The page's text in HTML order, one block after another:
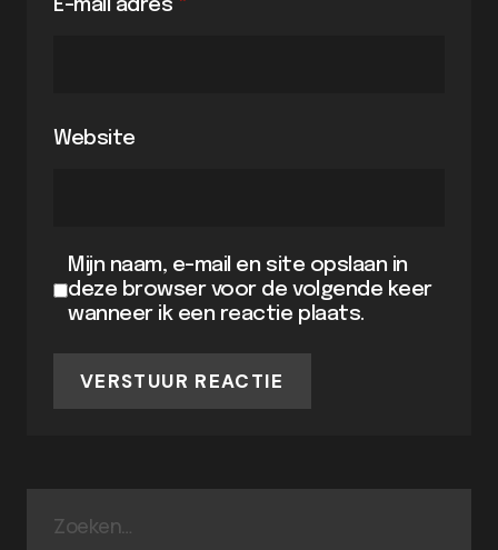
E-mail adres *
Website
Mijn naam, e-mail en site opslaan in
deze browser voor de volgende keer
wanneer ik een reactie plaats.
VERSTUUR REACTIE